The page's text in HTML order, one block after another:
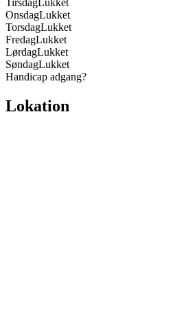
TirsdagLukket
OnsdagLukket
TorsdagLukket
FredagLukket
LørdagLukket
SøndagLukket
Handicap adgang?
Lokation